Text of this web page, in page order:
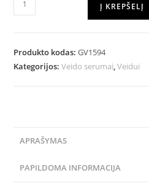
Į KREPŠELĮ
Produkto kodas:GV1594
Kategorijos:Veido serumai ,Veidui
APRAŠYMAS
PAPILDOMA INFORMACIJA